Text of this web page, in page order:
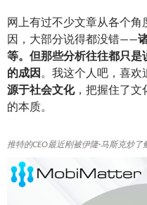
网上有过不少文章从各个
因，大部分说得都没错——
等。但那些分析往往都只
的成因。我这个人吧，喜
源于社会文化，把握住了文
的本质。
推特的CEO最近刚被伊隆·马斯克炒了